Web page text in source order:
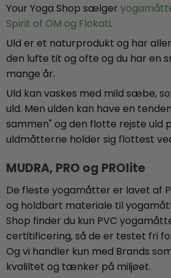
Your Yoga Shop sælger
Spirit of OM og Flokati.
Uld er et naturprodukt og har
den lufte tit og ofte og du har en
mange år.
Uld kan vaskes med mild sæbe,
uld. Men ulden kan have en
sammen" og den flotte rejste uld
uldmåtterne holder sig flottest
MUDRA, PRO og PROlite
De fleste yogamåtter er lavet af
og holdbart materiale til
Shop finder du kun PVC
certitificering, så de er testet fri
Og vi handler kun med Brands
kvaliltet og tænker på miljøet.